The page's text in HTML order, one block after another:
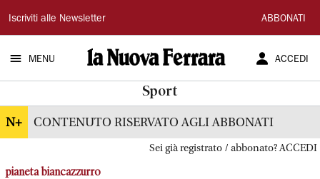
La
Nuova
Ferrara
Iscriviti alle Newsletter ABBONATI
MENU ACCEDI
Sport
N+ CONTENUTO RISERVATO AGLI ABBONATI
Sei già registrato / abbonato? ACCEDI
pianeta biancazzurro